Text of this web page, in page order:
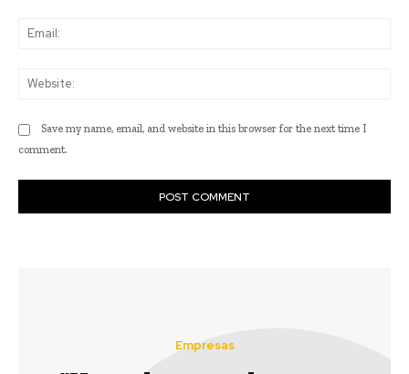
Save my name, email, and website in this browser for the next time I
comment.